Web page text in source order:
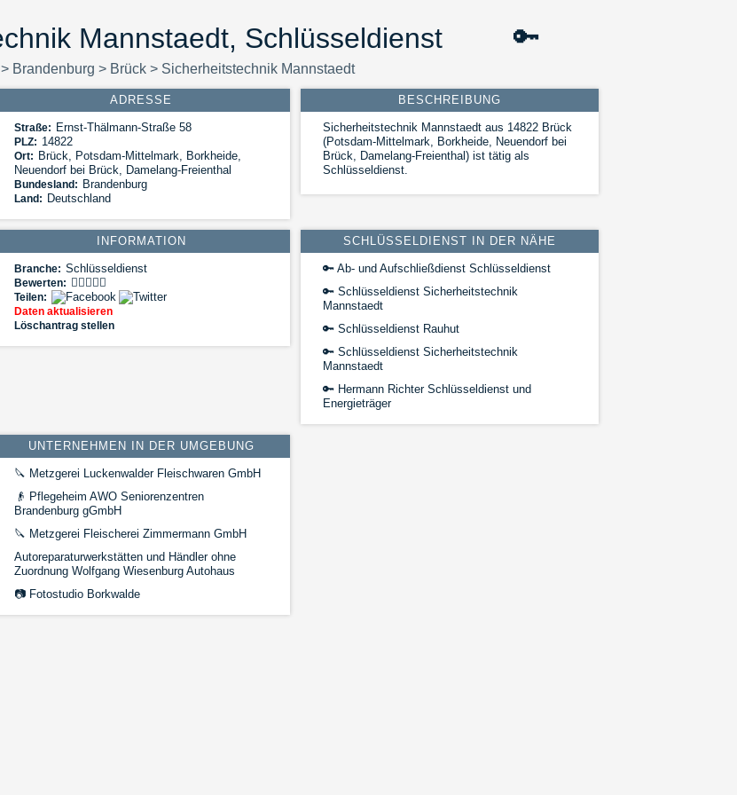
Mannstaedt, Schlüsseldienst 🔑
Brandenburg > Brück > Sicherheitstechnik Mannstaedt
ADRESSE
Straße: Ernst-Thälmann-Straße 58
PLZ: 14822
Ort: Brück, Potsdam-Mittelmark, Borkheide,
Neuendorf bei Brück, Damelang-Freienthal
Bundesland: Brandenburg
Land: Deutschland
BESCHREIBUNG
Sicherheitstechnik Mannstaedt aus 14822 Brück
(Potsdam-Mittelmark, Borkheide, Neuendorf bei
Brück, Damelang-Freienthal) ist tätig als
Schlüsseldienst.
INFORMATION
Branche: Schlüsseldienst
Bewerten:
Teilen:
Daten aktualisieren
Löschantrag stellen
SCHLÜSSELDIENST IN DER NÄHE
🔑 Ab- und Aufschließdienst Schlüsseldienst
🔑 Schlüsseldienst Sicherheitstechnik
Mannstaedt
🔑 Schlüsseldienst Rauhut
🔑 Schlüsseldienst Sicherheitstechnik
Mannstaedt
🔑 Hermann Richter Schlüsseldienst und
Energieträger
UNTERNEHMEN IN DER UMGEBUNG
🔪 Metzgerei Luckenwalder Fleischwaren GmbH
👴 Pflegeheim AWO Seniorenzentren
Brandenburg gGmbH
🔪 Metzgerei Fleischerei Zimmermann GmbH
Autoreparaturwerkstätten und Händler ohne
Zuordnung Wolfgang Wiesenburg Autohaus
📷 Fotostudio Borkwalde